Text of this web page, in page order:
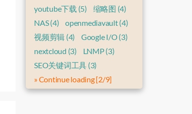
youtube下载 (5) 缩略图 (4)
NAS(4) openmediavault(4)
视频剪辑 (4) Google I/O (3)
nextcloud (3) LNMP(3)
SEO关键词工具 (3)
» Continue loading [2/9]